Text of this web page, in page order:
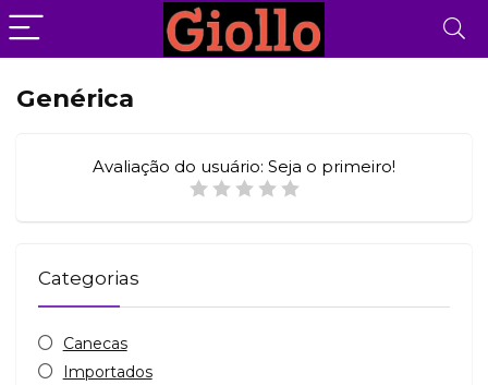
Genérica
Avaliação do usuário: Seja o primeiro!
Categorias
Canecas
Importados